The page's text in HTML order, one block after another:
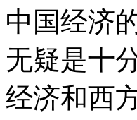
中国经济
无疑是十
经济和西